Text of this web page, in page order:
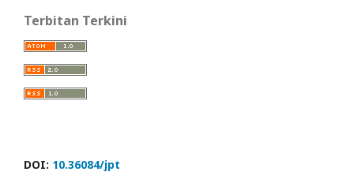
Terbitan Terkini
DOI: 10.36084/jpt